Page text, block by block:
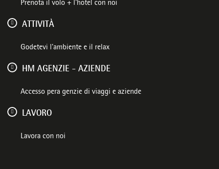
Prenota il volo + l'hotel con noi
ATTIVITÀ
Godetevi l'ambiente e il relax
HM AGENZIE - AZIENDE
Accesso pera genzie di viaggi e aziende
LAVORO
Lavora con noi